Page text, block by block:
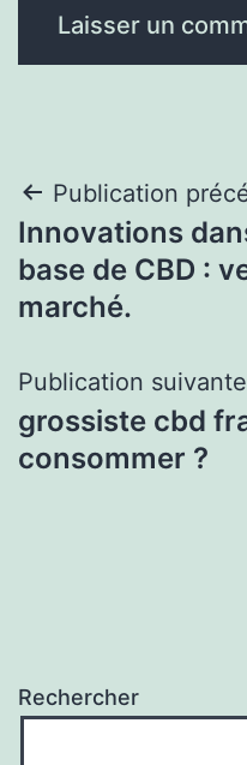
Navigation
de
l’article
Publication
Innovations
base de CBD :
marché.
Publication suivante
grossiste cbd
consommer ?
Rechercher